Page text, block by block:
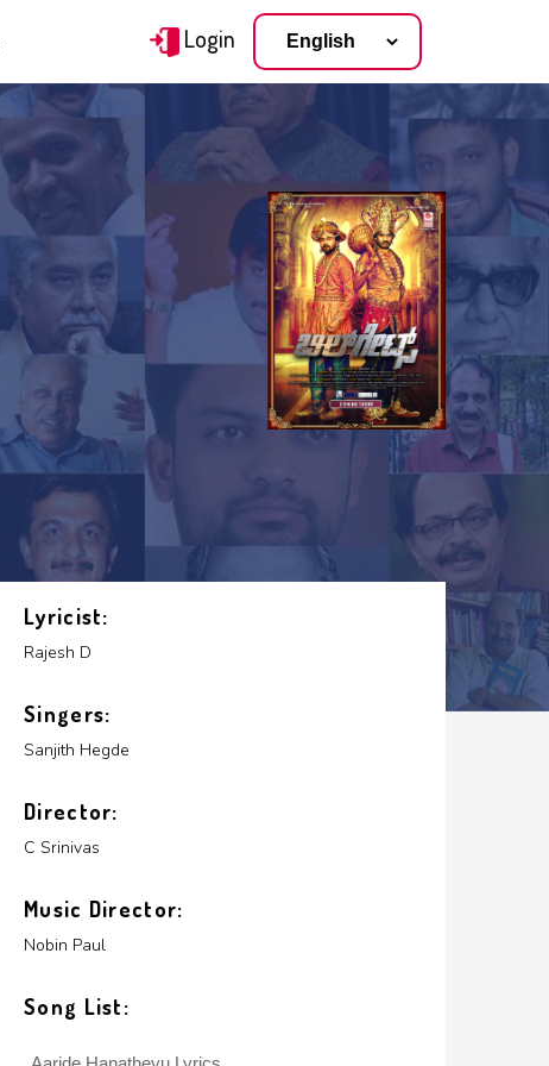
Login
Lyricist:
Rajesh D
Singers:
Sanjith Hegde
Director:
C Srinivas
Music Director:
Nobin Paul
Song List: